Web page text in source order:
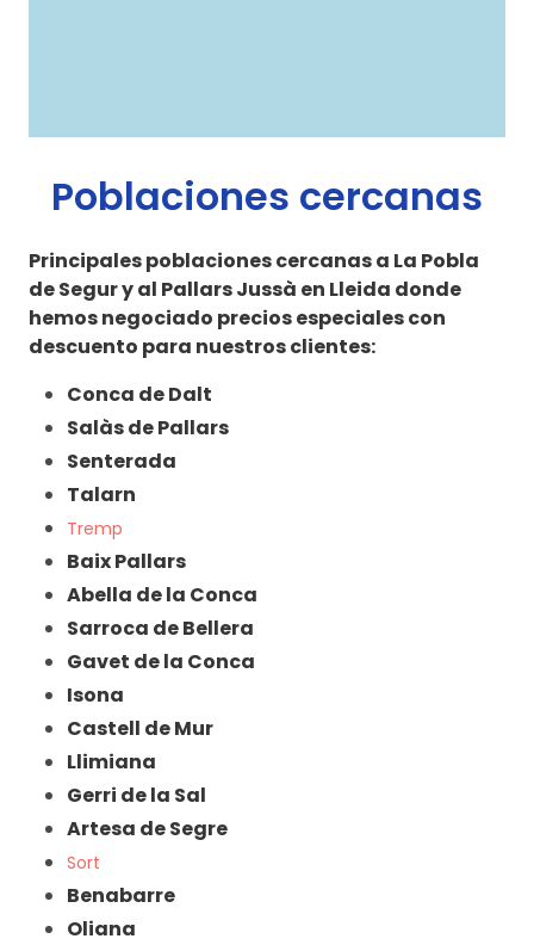
Poblaciones cercanas
Principales poblaciones cercanas a La Pobla
de Segur y al Pallars Jussà en Lleida donde
hemos negociado precios especiales con
descuento para nuestros clientes:
Conca de Dalt
Salàs de Pallars
Senterada
Talarn
Tremp
Baix Pallars
Abella de la Conca
Sarroca de Bellera
Gavet de la Conca
Isona
Castell de Mur
Llimiana
Gerri de la Sal
Artesa de Segre
Sort
Benabarre
Oliana